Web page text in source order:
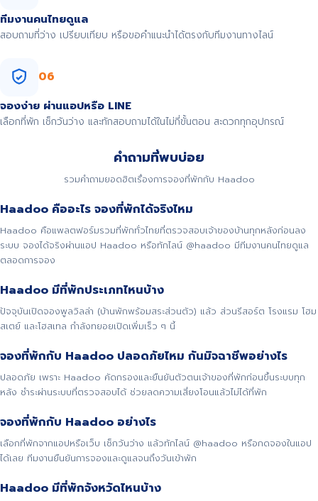
ทีมงานคนไทยดูแล
สอบถามที่ว่าง เปรียบเทียบ หรือขอคำแนะนำได้ตรงกับทีมงานทางไลน์
06
จองง่าย ผ่านแอปหรือ LINE
เลือกที่พัก เช็กวันว่าง และทักสอบถามได้ในไม่กี่ขั้นตอน สะดวกทุกอุปกรณ์
คำถามที่พบบ่อย
รวมคำถามยอดฮิตเรื่องการจองที่พักกับ Haadoo
Haadoo คืออะไร จองที่พักได้จริงไหม
Haadoo คือแพลตฟอร์มรวมที่พักทั่วไทยที่ตรวจสอบเจ้าของบ้านทุกหลังก่อนลง
ระบบ จองได้จริงผ่านแอป Haadoo หรือทักไลน์ @haadoo มีทีมงานคนไทยดูแล
ตลอดการจอง
Haadoo มีที่พักประเภทไหนบ้าง
ปัจจุบันเปิดจองพูลวิลล่า (บ้านพักพร้อมสระส่วนตัว) แล้ว ส่วนรีสอร์ต โรงแรม โฮม
สเตย์ และโฮสเทล กำลังทยอยเปิดเพิ่มเร็ว ๆ นี้
จองที่พักกับ Haadoo ปลอดภัยไหม กันมิจฉาชีพอย่างไร
ปลอดภัย เพราะ Haadoo คัดกรองและยืนยันตัวตนเจ้าของที่พักก่อนขึ้นระบบทุก
หลัง ชำระผ่านระบบที่ตรวจสอบได้ ช่วยลดความเสี่ยงโอนแล้วไม่ได้ที่พัก
จองที่พักกับ Haadoo อย่างไร
เลือกที่พักจากแอปหรือเว็บ เช็กวันว่าง แล้วทักไลน์ @haadoo หรือกดจองในแอป
ได้เลย ทีมงานยืนยันการจองและดูแลจนถึงวันเข้าพัก
Haadoo มีที่พักจังหวัดไหนบ้าง